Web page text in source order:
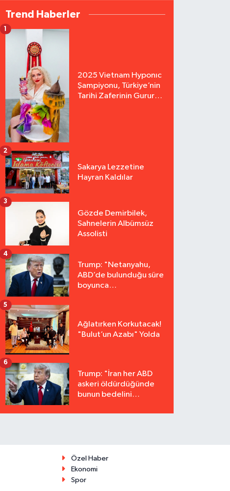
Trend Haberler
2025 Vietnam Hyponıc
Şampiyonu, Türkiye’nin
Tarihi Zaferinin Gururu
1
Sakarya Lezzetine
Hayran Kaldılar
2
Gözde Demirbilek,
Sahnelerin Albümsüz
Assolisti
3
Trump: "Netanyahu,
ABD’de bulunduğu süre
boyunca
4
Ağlatırken Korkutacak!
"Bulut’un Azabı" Yolda
5
Trump: "İran her ABD
askeri öldürdüğünde
bunun bedelini
6
Özel Haber
Ekonomi
Spor